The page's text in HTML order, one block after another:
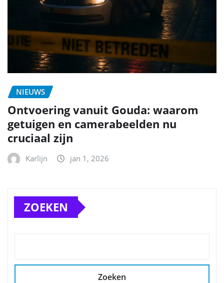
NIEUWS
Ontvoering vanuit Gouda: waarom
getuigen en camerabeelden nu
cruciaal zijn
Karlijn jan 1, 2026
ZOEKEN
Zoeken